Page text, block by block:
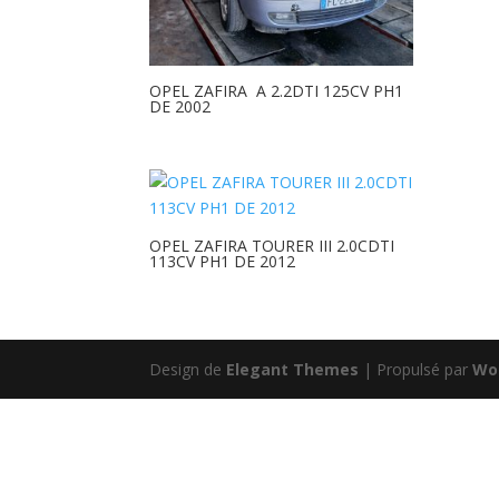
OPEL ZAFIRA A 2.2DTI 125CV PH1
DE 2002
OPEL ZAFIRA TOURER III 2.0CDTI
113CV PH1 DE 2012
Design de Elegant Themes | Propulsé par